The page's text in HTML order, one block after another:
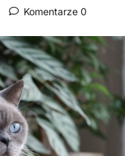
Komentarze 0